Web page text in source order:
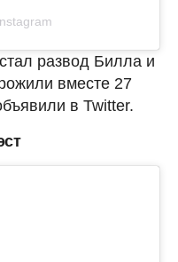
развод Билла и
вместе 27
в Twitter.